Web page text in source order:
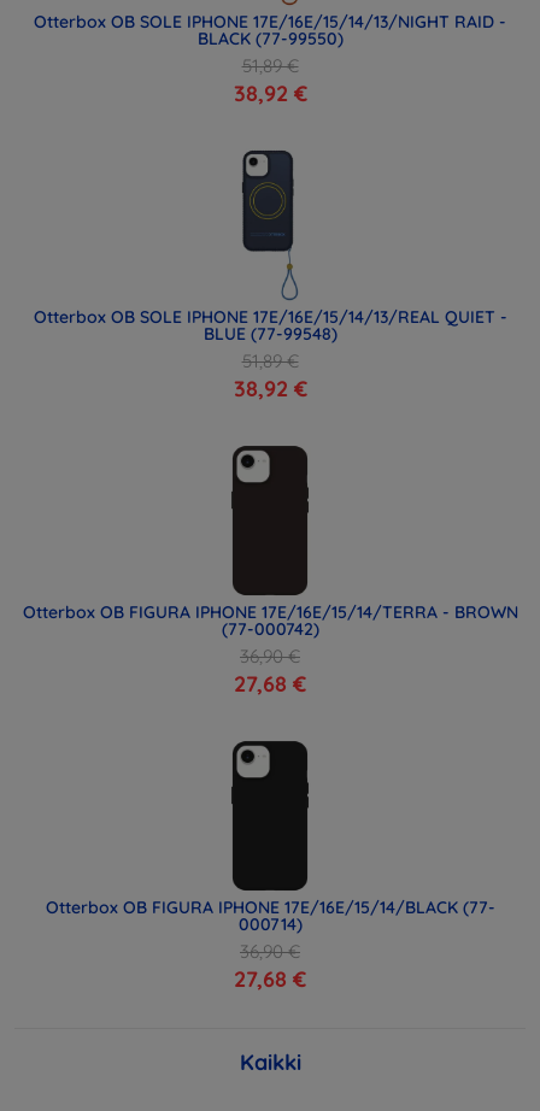
Otterbox OB SOLE IPHONE 17E/16E/15/14/13/NIGHT RAID -
BLACK (77-99550)
51,89 €
38,92 €
Otterbox OB SOLE IPHONE 17E/16E/15/14/13/REAL QUIET -
BLUE (77-99548)
51,89 €
38,92 €
Otterbox OB FIGURA IPHONE 17E/16E/15/14/TERRA - BROWN
(77-000742)
36,90 €
27,68 €
Otterbox OB FIGURA IPHONE 17E/16E/15/14/BLACK (77-
000714)
36,90 €
27,68 €
Kaikki